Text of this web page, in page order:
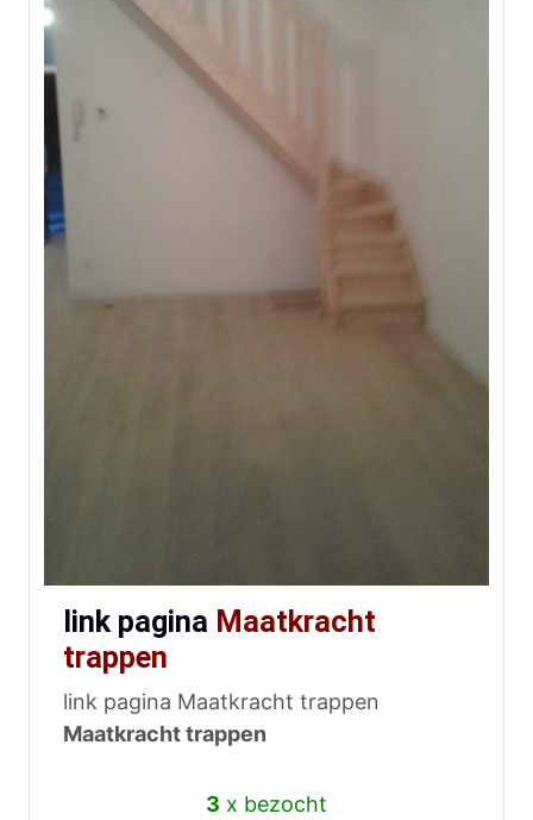
link pagina Maatkracht
trappen
link pagina Maatkracht trappen
Maatkracht trappen
3 x bezocht